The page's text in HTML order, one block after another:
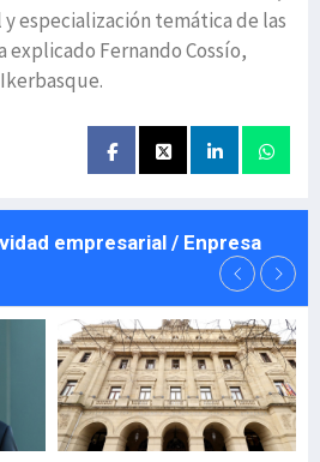
especialización temática de las
explicado Fernando Cossío,
empresarial / Enpresa